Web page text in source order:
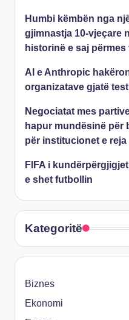
Humbi këmbën nga
gjimnastja 10-vjeçare
historinë e saj përmes
AI e Anthropic
organizatave gjatë
Negociatat mes
hapur mundësinë për
për institucionet e reja
FIFA i
e shet futbollin
Kategoritë
Biznes
Ekonomi